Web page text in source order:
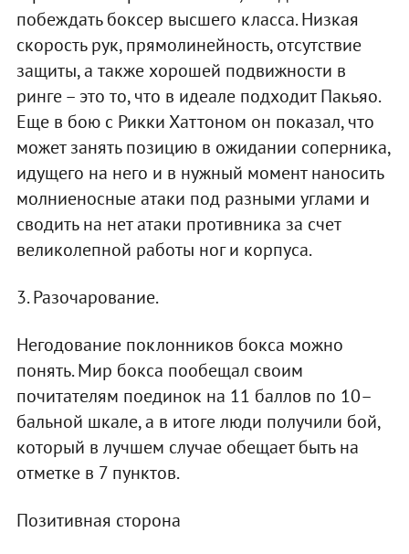
побеждать боксер высшего класса. Низкая
скорость рук, прямолинейность, отсутствие
защиты, а также хорошей подвижности в
ринге – это то, что в идеале подходит Пакьяо.
Еще в бою с Рикки Хаттоном он показал, что
может занять позицию в ожидании соперника,
идущего на него и в нужный момент наносить
молниеносные атаки под разными углами и
сводить на нет атаки противника за счет
великолепной работы ног и корпуса.
3. Разочарование.
Негодование поклонников бокса можно
понять. Мир бокса пообещал своим
почитателям поединок на 11 баллов по 10–
бальной шкале, а в итоге люди получили бой,
который в лучшем случае обещает быть на
отметке в 7 пунктов.
Позитивная сторона